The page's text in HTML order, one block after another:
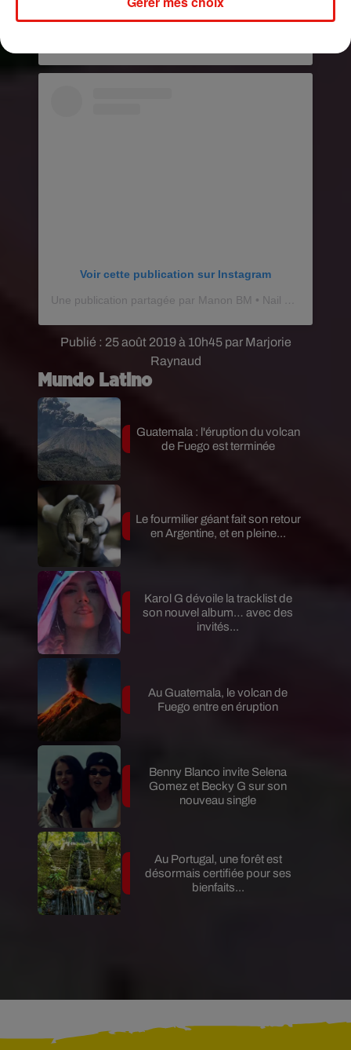
Publié : 25 août 2019 à 10h45 par Marjorie
Raynaud
Voir cette publication sur Instagram
Une publication partagée par Manon BM • Nail Designer (@manonbm_naildesigner)
Mundo Latino
Guatemala : l'éruption du volcan
de Fuego est terminée
Le fourmilier géant fait son retour
en Argentine, et en pleine...
Karol G dévoile la tracklist de
son nouvel album… avec des
invités...
Au Guatemala, le volcan de
Fuego entre en éruption
Benny Blanco invite Selena
Gomez et Becky G sur son
nouveau single
Au Portugal, une forêt est
désormais certifiée pour ses
bienfaits...